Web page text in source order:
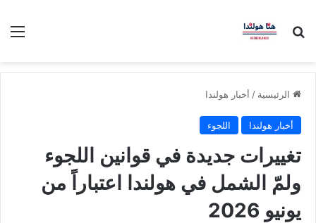
بحث عن
الرئيسية / أخبار هولندا
أخبار هولندا اللجوء
تغييرات جديدة في قوانين اللجوء
ولمّ الشمل في هولندا اعتباراً من
يونيو 2026